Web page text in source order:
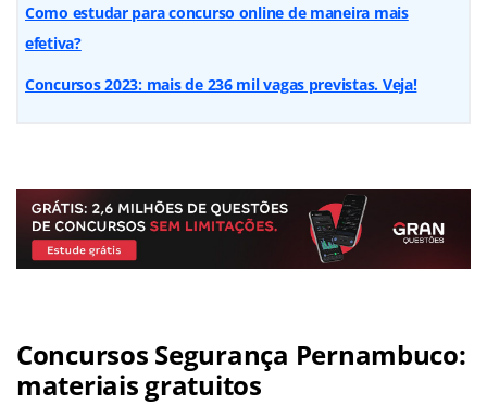
Como estudar para concurso online de maneira mais
efetiva?
Concursos 2023: mais de 236 mil vagas previstas. Veja!
Concursos Segurança Pernambuco:
materiais gratuitos